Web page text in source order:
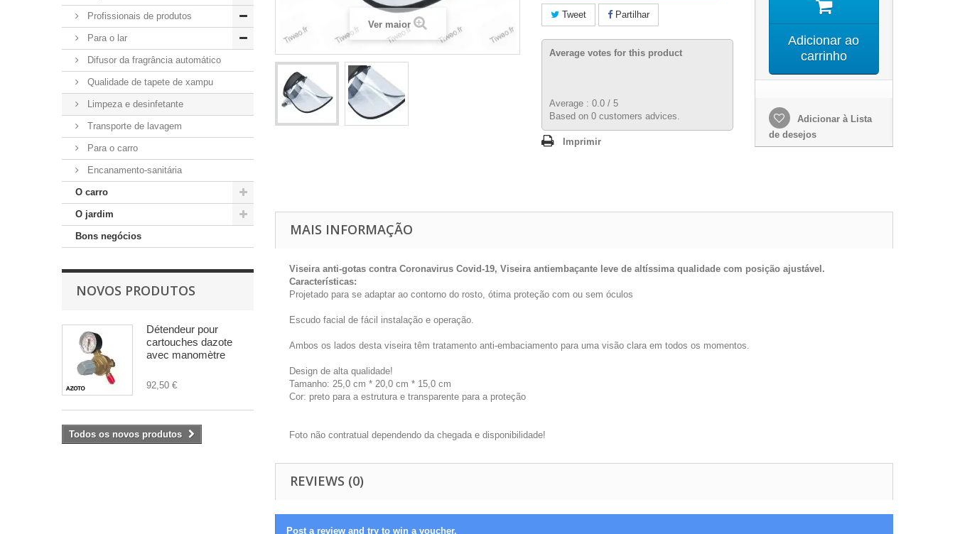
Profissionais de produtos
Para o lar
Difusor da fragrância automático
Qualidade de tapete de xampu
Limpeza e desinfetante
Transporte de lavagem
Para o carro
Encanamento-sanitária
O carro
O jardim
Bons negócios
NOVOS PRODUTOS
Détendeur pour
cartouches dazote
avec manomètre
92,50 €
Todos os novos produtos
Ver maior
Tweet Partilhar
Average votes for this product
Average : 0.0 / 5
Based on 0 customers advices.
Imprimir
Adicionar ao
carrinho
Adicionar à Lista
de desejos
MAIS INFORMAÇÃO
Viseira anti-gotas contra Coronavirus Covid-19, Viseira antiembaçante leve de altíssima qualidade com posição ajustável.
Características:
Projetado para se adaptar ao contorno do rosto, ótima proteção com ou sem óculos
Escudo facial de fácil instalação e operação.
Ambos os lados desta viseira têm tratamento anti-embaciamento para uma visão clara em todos os momentos.
Design de alta qualidade!
Tamanho: 25,0 cm * 20,0 cm * 15,0 cm
Cor: preto para a estrutura e transparente para a proteção
Foto não contratual dependendo da chegada e disponibilidade!
REVIEWS (0)
Post a review and try to win a voucher.